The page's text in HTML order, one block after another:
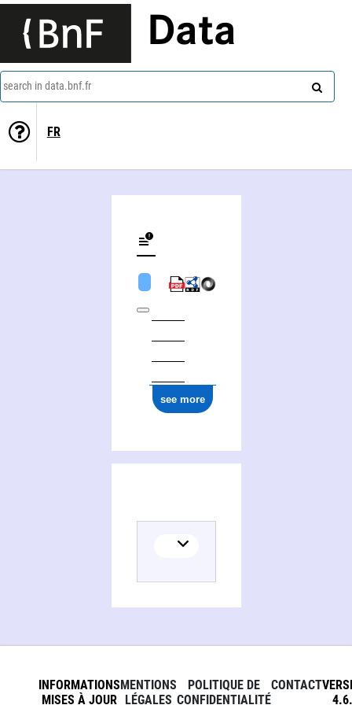
Data
search in data.bnf.fr
FR
see more
INFORMATIONS
MISES À JOUR
MENTIONS
LÉGALES
POLITIQUE DE
CONFIDENTIALITÉ
CONTACT